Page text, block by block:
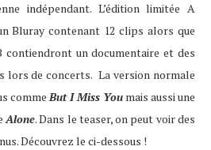
indépendant. L’édition limitée A
Bluray contenant 12 clips alors que
contiendront un documentaire et des
lors de concerts. La version normale
commeBut I Miss You mais aussi une
Alone. Dans le teaser, on peut voir des
Découvrez le ci-dessous !